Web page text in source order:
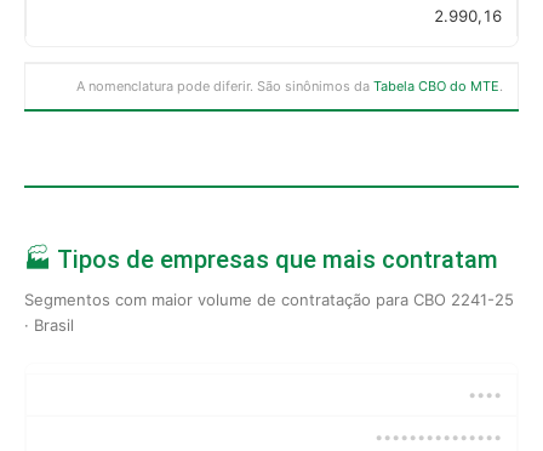
2.990,16
A nomenclatura pode diferir. São sinônimos da Tabela CBO do MTE.
🏭 Tipos de empresas que mais contratam
Segmentos com maior volume de contratação para CBO 2241-25
· Brasil
••••
•••••••••••••••